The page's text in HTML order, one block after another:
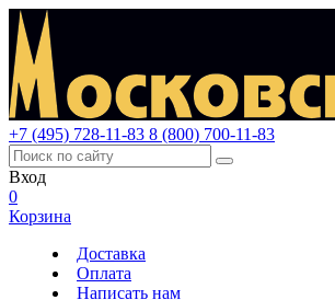
+7 (495) 728-11-83 8 (800) 700-11-83
Вход
0
Корзина
Доставка
Оплата
Написать нам